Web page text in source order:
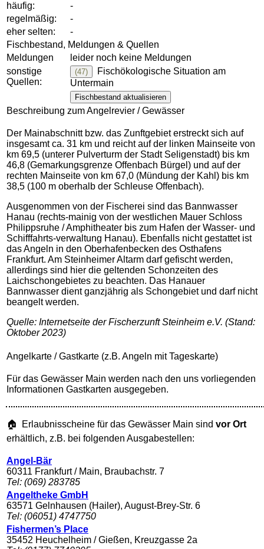
häufig:
-
regelmäßig:
-
eher selten:
-
Fischbestand, Meldungen & Quellen
Meldungen
leider noch keine Meldungen
sonstige
Quellen:
(47)
Fischökologische Situation am
Untermain
Fischbestand aktualisieren
Beschreibung zum Angelrevier / Gewässer
Der Mainabschnitt bzw. das Zunftgebiet erstreckt sich auf
insgesamt ca. 31 km und reicht auf der linken Mainseite von
km 69,5 (unterer Pulverturm der Stadt Seligenstadt) bis km
46,8 (Gemarkungsgrenze Offenbach Bürgel) und auf der
rechten Mainseite von km 67,0 (Mündung der Kahl) bis km
38,5 (100 m oberhalb der Schleuse Offenbach).
Ausgenommen von der Fischerei sind das Bannwasser
Hanau (rechts-mainig von der westlichen Mauer Schloss
Philippsruhe / Amphitheater bis zum Hafen der Wasser- und
Schifffahrts-verwaltung Hanau). Ebenfalls nicht gestattet ist
das Angeln in den Oberhafenbecken des Osthafens
Frankfurt. Am Steinheimer Altarm darf gefischt werden,
allerdings sind hier die geltenden Schonzeiten des
Laichschongebietes zu beachten. Das Hanauer
Bannwasser dient ganzjährig als Schongebiet und darf nicht
beangelt werden.
Quelle: Internetseite der Fischerzunft Steinheim e.V. (Stand:
Oktober 2023)
Angelkarte / Gastkarte (z.B. Angeln mit Tageskarte)
Für das Gewässer Main werden nach den uns vorliegenden
Informationen Gastkarten ausgegeben.
🏠 Erlaubnisscheine für das Gewässer Main sind vor Ort
erhältlich, z.B. bei folgenden Ausgabestellen:
Angel-Bär
60311 Frankfurt / Main, Braubachstr. 7
Tel: (069) 283785
Angeltheke GmbH
63571 Gelnhausen (Hailer), August-Brey-Str. 6
Tel: (06051) 4747750
Fishermen’s Place
35452 Heuchelheim / Gießen, Kreuzgasse 2a